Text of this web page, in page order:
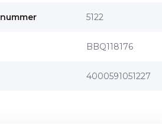
5122
BBQ118176
4000591051227